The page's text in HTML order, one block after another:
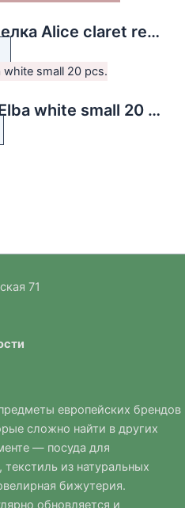
Обеденная тарелка Alice claret red 27 см
Салфетка бум Elba white small 20 pcs.
71
европейских брендов
сложно найти в других
— посуда для
из натуральных
бижутерия.